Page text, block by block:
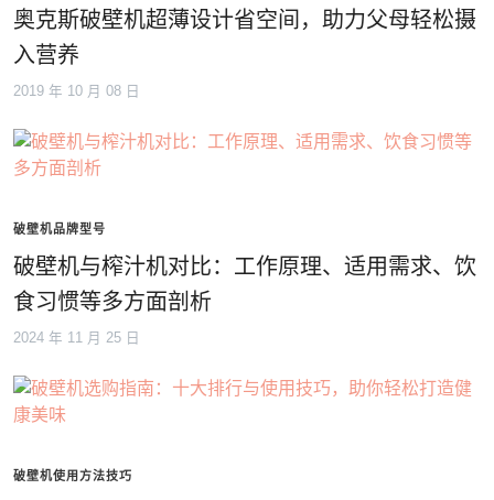
奥克斯破壁机超薄设计省空间，助力父母轻松摄
入营养
2019 年 10 月 08 日
破壁机品牌型号
破壁机与榨汁机对比：工作原理、适用需求、饮
食习惯等多方面剖析
2024 年 11 月 25 日
破壁机使用方法技巧